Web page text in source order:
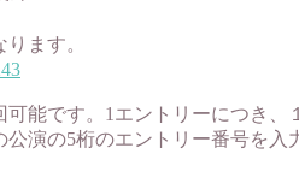
ります。
能です。1エントリーにつき、
公演の5桁のエントリー番号を